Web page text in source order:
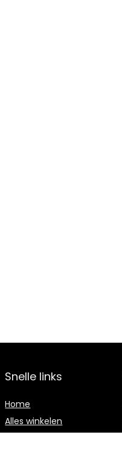
Snelle links
Home
Alles winkelen